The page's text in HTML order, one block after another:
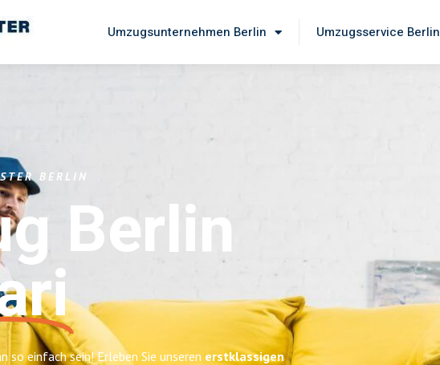
Umzugsunternehmen Berlin Umzugsservice Berlin
BERLIN
Berlin
so einfach sein! Erleben Sie unseren erstklassigen